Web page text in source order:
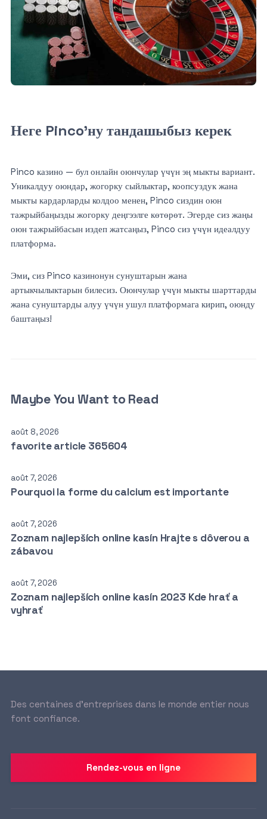
Неге Pinco’ну тандашыбыз керек
Pinco казино — бул онлайн оюнчулар үчүн эң мыкты вариант.
Уникалдуу оюндар, жогорку сыйлыктар, коопсуздук жана
мыкты кардарларды колдоо менен, Pinco сиздин оюн
тажрыйбаңызды жогорку деңгээлге көтөрөт. Эгерде сиз жаңы
оюн тажрыйбасын издеп жатсаңыз, Pinco сиз үчүн идеалдуу
платформа.
Эми, сиз Pinco казинонун сунуштарын жана
артыкчылыктарын билесиз. Оюнчулар үчүн мыкты шарттарды
жана сунуштарды алуу үчүн ушул платформага кирип, оюнду
баштаңыз!
Maybe You Want to Read
août 8, 2026
favorite article 365604
août 7, 2026
Pourquoi la forme du calcium est importante
août 7, 2026
Zoznam najlepších online kasín Hrajte s dôverou a
zábavou
août 7, 2026
Zoznam najlepších online kasín 2023 Kde hrať a
vyhrať
Des centaines d’entreprises dans le monde entier nous
font confiance.
Rendez-vous en ligne